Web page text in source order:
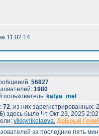
11.02.14
56827
1980
пользователь: katya_mel
72, из них
) здесь было Чт Окт 23, 2025
vikkynikolaeva, ДоБрый
за последние пять